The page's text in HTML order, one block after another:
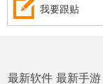
我要跟贴
最新软件 最新手游